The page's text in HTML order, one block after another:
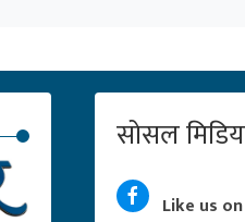
सोसल
Like us